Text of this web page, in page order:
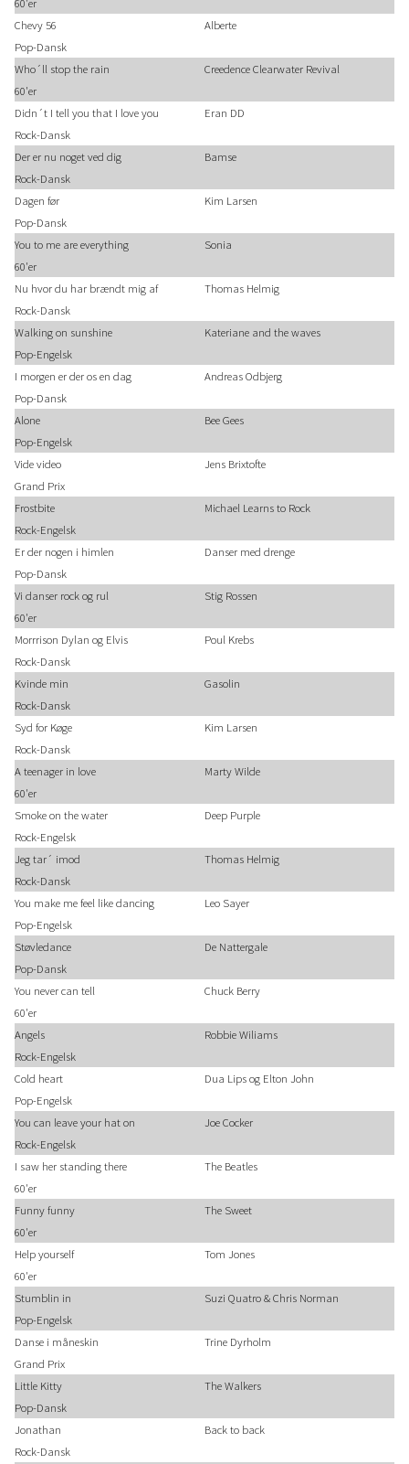
Chevy 56
Alberte
Pop-Dansk
Who´ll stop the rain
Creedence Clearwater Revival
60'er
Didn´t I tell you that I love you
Eran DD
Rock-Dansk
Der er nu noget ved dig
Bamse
Rock-Dansk
Dagen før
Kim Larsen
Pop-Dansk
You to me are everything
Sonia
60'er
Nu hvor du har brændt mig af
Thomas Helmig
Rock-Dansk
Walking on sunshine
Kateriane and the waves
Pop-Engelsk
I morgen er der os en dag
Andreas Odbjerg
Pop-Dansk
Alone
Bee Gees
Pop-Engelsk
Vide video
Jens Brixtofte
Grand Prix
Frostbite
Michael Learns to Rock
Rock-Engelsk
Er der nogen i himlen
Danser med drenge
Pop-Dansk
Vi danser rock og rul
Stig Rossen
60'er
Morrrison Dylan og Elvis
Poul Krebs
Rock-Dansk
Kvinde min
Gasolin
Rock-Dansk
Syd for Køge
Kim Larsen
Rock-Dansk
A teenager in love
Marty Wilde
60'er
Smoke on the water
Deep Purple
Rock-Engelsk
Jeg tar´ imod
Thomas Helmig
Rock-Dansk
You make me feel like dancing
Leo Sayer
Pop-Engelsk
Støvledance
De Nattergale
Pop-Dansk
You never can tell
Chuck Berry
60'er
Angels
Robbie Wiliams
Rock-Engelsk
Cold heart
Dua Lips og Elton John
Pop-Engelsk
You can leave your hat on
Joe Cocker
Rock-Engelsk
I saw her standing there
The Beatles
60'er
Funny funny
The Sweet
60'er
Help yourself
Tom Jones
60'er
Stumblin in
Suzi Quatro & Chris Norman
Pop-Engelsk
Danse i måneskin
Trine Dyrholm
Grand Prix
Little Kitty
The Walkers
Pop-Dansk
Jonathan
Back to back
Rock-Dansk